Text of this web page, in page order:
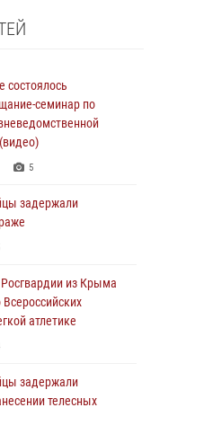
семинар по
5
задержали
из Крыма
атлетике
задержали
телесных